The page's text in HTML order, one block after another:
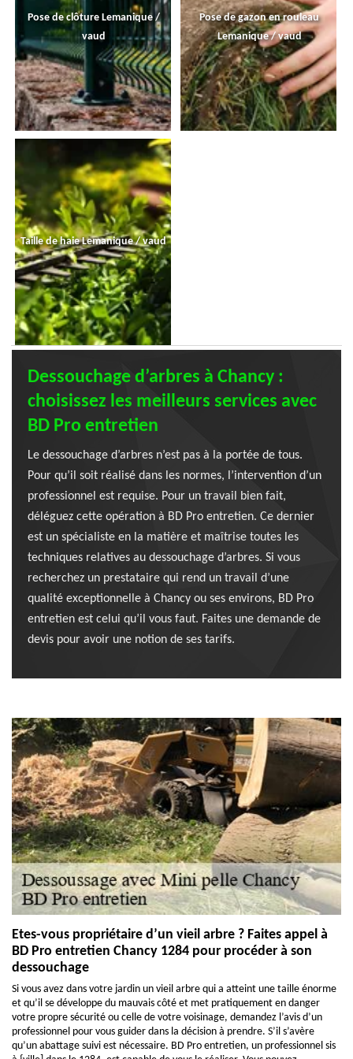
Pose de clôture Lemanique /
vaud
Pose de gazon en rouleau
Lemanique / vaud
Taille de haie Lemanique / vaud
Dessouchage d’arbres à Chancy :
choisissez les meilleurs services avec
BD Pro entretien
Le dessouchage d’arbres n’est pas à la portée de tous.
Pour qu’il soit réalisé dans les normes, l’intervention d’un
professionnel est requise. Pour un travail bien fait,
déléguez cette opération à BD Pro entretien. Ce dernier
est un spécialiste en la matière et maîtrise toutes les
techniques relatives au dessouchage d’arbres. Si vous
recherchez un prestataire qui rend un travail d’une
qualité exceptionnelle à Chancy ou ses environs, BD Pro
entretien est celui qu’il vous faut. Faites une demande de
devis pour avoir une notion de ses tarifs.
Etes-vous propriétaire d’un vieil arbre ? Faites appel à
BD Pro entretien Chancy 1284 pour procéder à son
dessouchage
Si vous avez dans votre jardin un vieil arbre qui a atteint une taille énorme
et qu’il se développe du mauvais côté et met pratiquement en danger
votre propre sécurité ou celle de votre voisinage, demandez l’avis d’un
professionnel pour vous guider dans la décision à prendre. S’il s’avère
qu’un abattage suivi est nécessaire. BD Pro entretien, un professionnel sis